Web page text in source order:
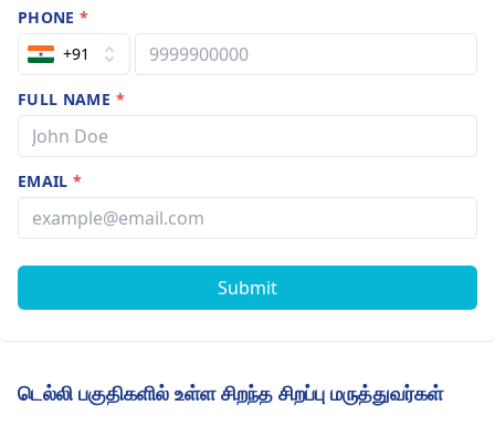
PHONE*
+91
FULL NAME *
EMAIL*
Submit
டெல்லி பகுதிகளில் உள்ள சிறந்த சிறப்பு மருத்துவர்கள்